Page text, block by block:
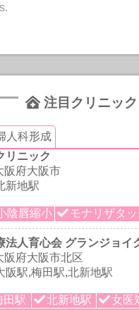
注目クリニック
人科形成
リニック
阪府大阪市
新地駅
陰唇縮小 モナリザタ
法人育心会 グランジョイ
阪府大阪市北区
阪駅,梅田駅,北新地駅
田駅 北新地駅 女医